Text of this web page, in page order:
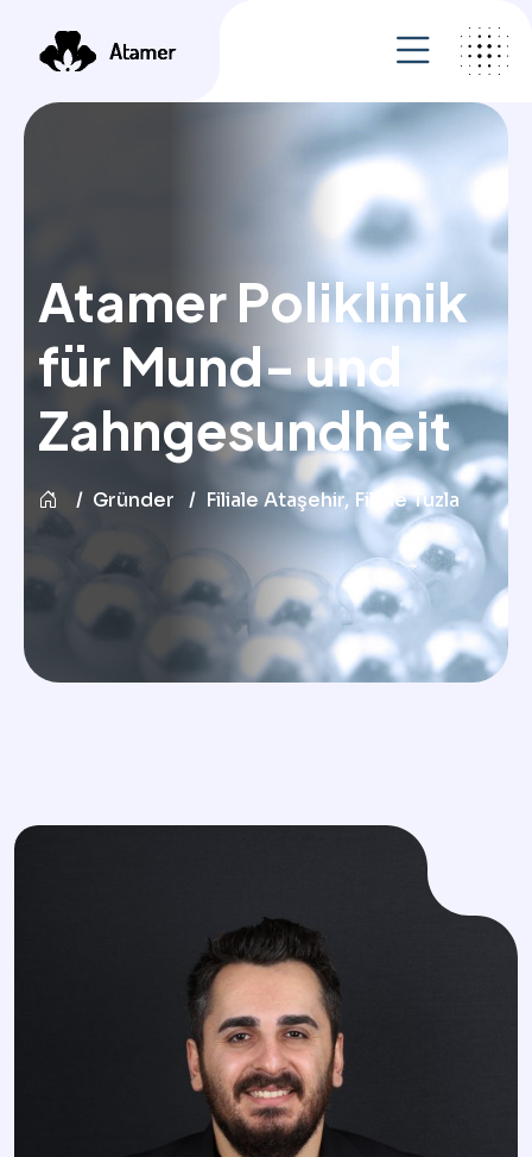
Atamer Poliklinik
für Mund- und
Zahngesundheit
Gründer Filiale Ataşehir, Filiale Tuzla